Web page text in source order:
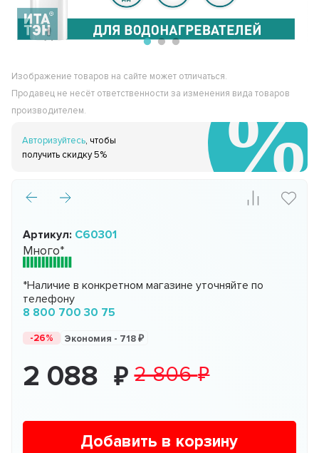
Изображение товаров на сайте может отличаться.
Продавец не несёт ответственности за изменения вида товаров
производителем.
Авторизуйтесь, чтобы
получить скидку 5%
Артикул: C60301
Много*
*Наличие в конкретном магазине уточняйте по
телефону
8 800 700 30 75
-26% Экономия - 718
2 088 2 806
Добавить в корзину